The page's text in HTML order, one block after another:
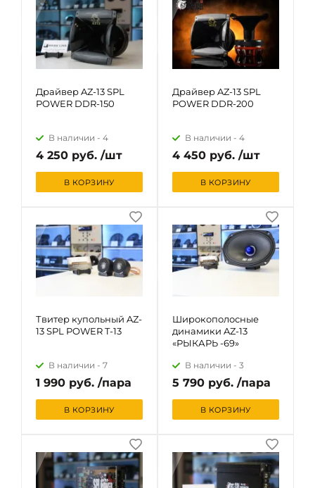
Драйвер AZ-13 SPL
POWER DDR-150
В наличии - 4
4 250 руб. /шт
В КОРЗИНУ
Драйвер AZ-13 SPL
POWER DDR-200
В наличии - 4
4 450 руб. /шт
В КОРЗИНУ
Твитер купольный AZ-
13 SPL POWER T-13
В наличии - 7
1 990 руб. /пара
В КОРЗИНУ
Широкополосные
динамики AZ-13
«РЫКАРЬ -69»
В наличии - 3
5 790 руб. /пара
В КОРЗИНУ